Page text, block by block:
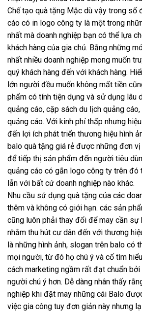
Chế tạo quà tặng Mặc dù vậy trong số
cáo có in logo công ty là một trong
nhất mà doanh nghiệp bạn có thể lựa
khách hàng của gia chủ. Bằng những
nhất nhiều doanh nghiệp mong muốn
quý khách hàng đến với khách hàng.
lớn người đều muốn không mất tiền
phẩm có tính tiện dụng và sử dụng lâu
quảng cáo, cặp sách du lịch quảng
quảng cáo. Với kinh phí thấp nhưng
đến lợi ích phát triển thương hiệu hình
balo quà tặng giá rẻ được những đơn
để tiếp thị sản phẩm đến người tiêu
quảng cáo có gắn logo công ty trên đó
lẫn với bất cứ doanh nghiệp nào khác.
Nhu cầu sử dụng quà tặng của các
thêm và không có giới hạn. các sản
cũng luôn phải thay đổi để may cần
nhằm thu hút cư dân đến với thương
là những hình ảnh, slogan trên balo có
mọi người, từ đó họ chú ý và cố tìm
cách marketing ngầm rất đạt chuẩn bởi
người chú ý hơn. Dễ dàng nhân thấy
nghiệp khi đặt may những cái Balo
việc gia công tuy đơn giản này nhưng